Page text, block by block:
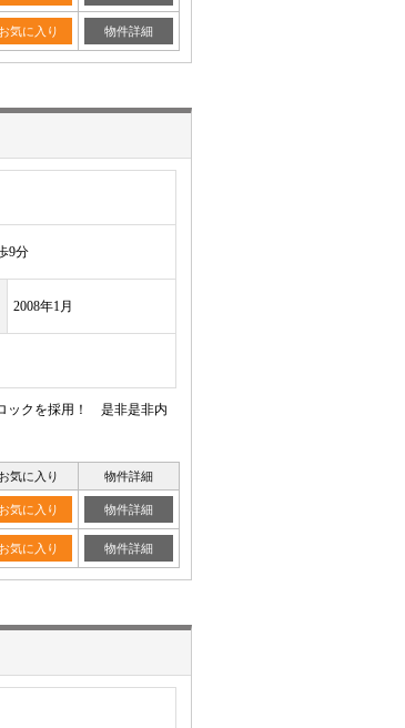
お気に入り 物件詳細
9分
2008年1月
ックを採用！ 是非是非内
お気に入り 物件詳細
お気に入り 物件詳細
お気に入り 物件詳細